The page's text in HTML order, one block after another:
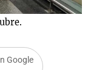
Google
Sole en